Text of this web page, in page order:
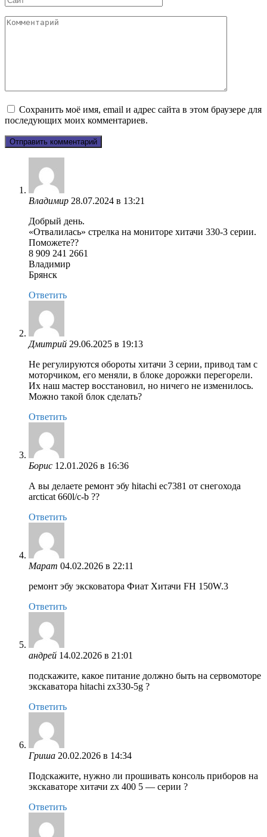
Комментарий
Сохранить моё имя, email и адрес сайта в этом браузере для
последующих моих комментариев.
Владимир 28.07.2024 в 13:21
Добрый день.
«Отвалилась» стрелка на мониторе хитачи 330-3 серии.
Поможете??
8 909 241 2661
Владимир
Брянск
Ответить
Дмитрий 29.06.2025 в 19:13
Не регулируются обороты хитачи 3 серии, привод там с
моторчиком, его меняли, в блоке дорожки перегорели.
Их наш мастер восстановил, но ничего не изменилось.
Можно такой блок сделать?
Ответить
Борис 12.01.2026 в 16:36
А вы делаете ремонт эбу hitachi ec7381 от снегохода
arcticat 660l/c-b ??
Ответить
Марат 04.02.2026 в 22:11
ремонт эбу эксковатора Фиат Хитачи FH 150W.3
Ответить
андрей 14.02.2026 в 21:01
подскажите, какое питание должно быть на сервомоторе
экскаватора hitachi zx330-5g ?
Ответить
Гриша 20.02.2026 в 14:34
Подскажите, нужно ли прошивать консоль приборов на
экскаваторе хитачи zx 400 5 — серии ?
Ответить